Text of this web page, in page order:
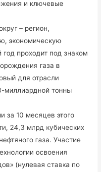
и ключевые
– регион,
экономическую
проходит под знаком
газа в
для отрасли
миллиардной тонны
за 10 месяцев этого
24,3 млрд кубических
газа. Участие
освоения
(нулевая ставка по